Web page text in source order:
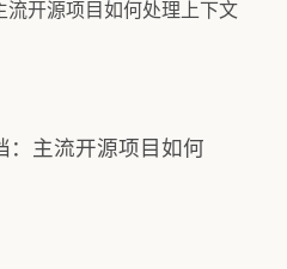
：主流开源项目如何